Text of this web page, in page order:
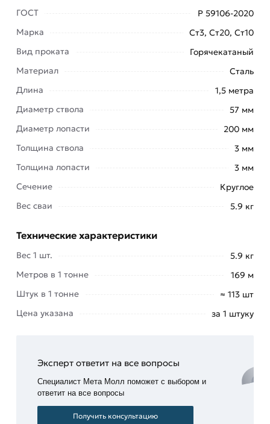
Винтовая свая представляет собой
металлическую конструкцию в виде стержня с
винтообразной рабочей частью (лопастями).
Изделие предназначено для монтажа недорогих
быстровозводимых фундаментов под разные
Сваи ввинчивают в грунт с определенным шагом
установленных на строительной площадке,
образует свайное поле.
Для получения свайно-винтового фундамента
можете недорого купить винтовые сваи
57х150х1500 мм по выгодной цене в Москве,
Московской области.
Для приобретения данной позиции, кликните
ГОСТ
Р 59106-2020
Марка
Ст3, Ст20, Ст10
Вид проката
Горячекатаный
Материал
Сталь
Длина
1,5 метра
Диаметр ствола
57 мм
Диаметр лопасти
200 мм
Толщина ствола
3 мм
Толщина лопасти
3 мм
Сечение
Круглое
Вес сваи
5.9 кг
Технические характеристики
Вес 1 шт.
5.9 кг
Метров в 1 тонне
169 м
Штук в 1 тонне
≈ 113 шт
Цена указана
за 1 штуку
Эксперт ответит на все вопросы
Специалист Мета Молл поможет с выбором и
ответит на все вопросы
Получить консультацию